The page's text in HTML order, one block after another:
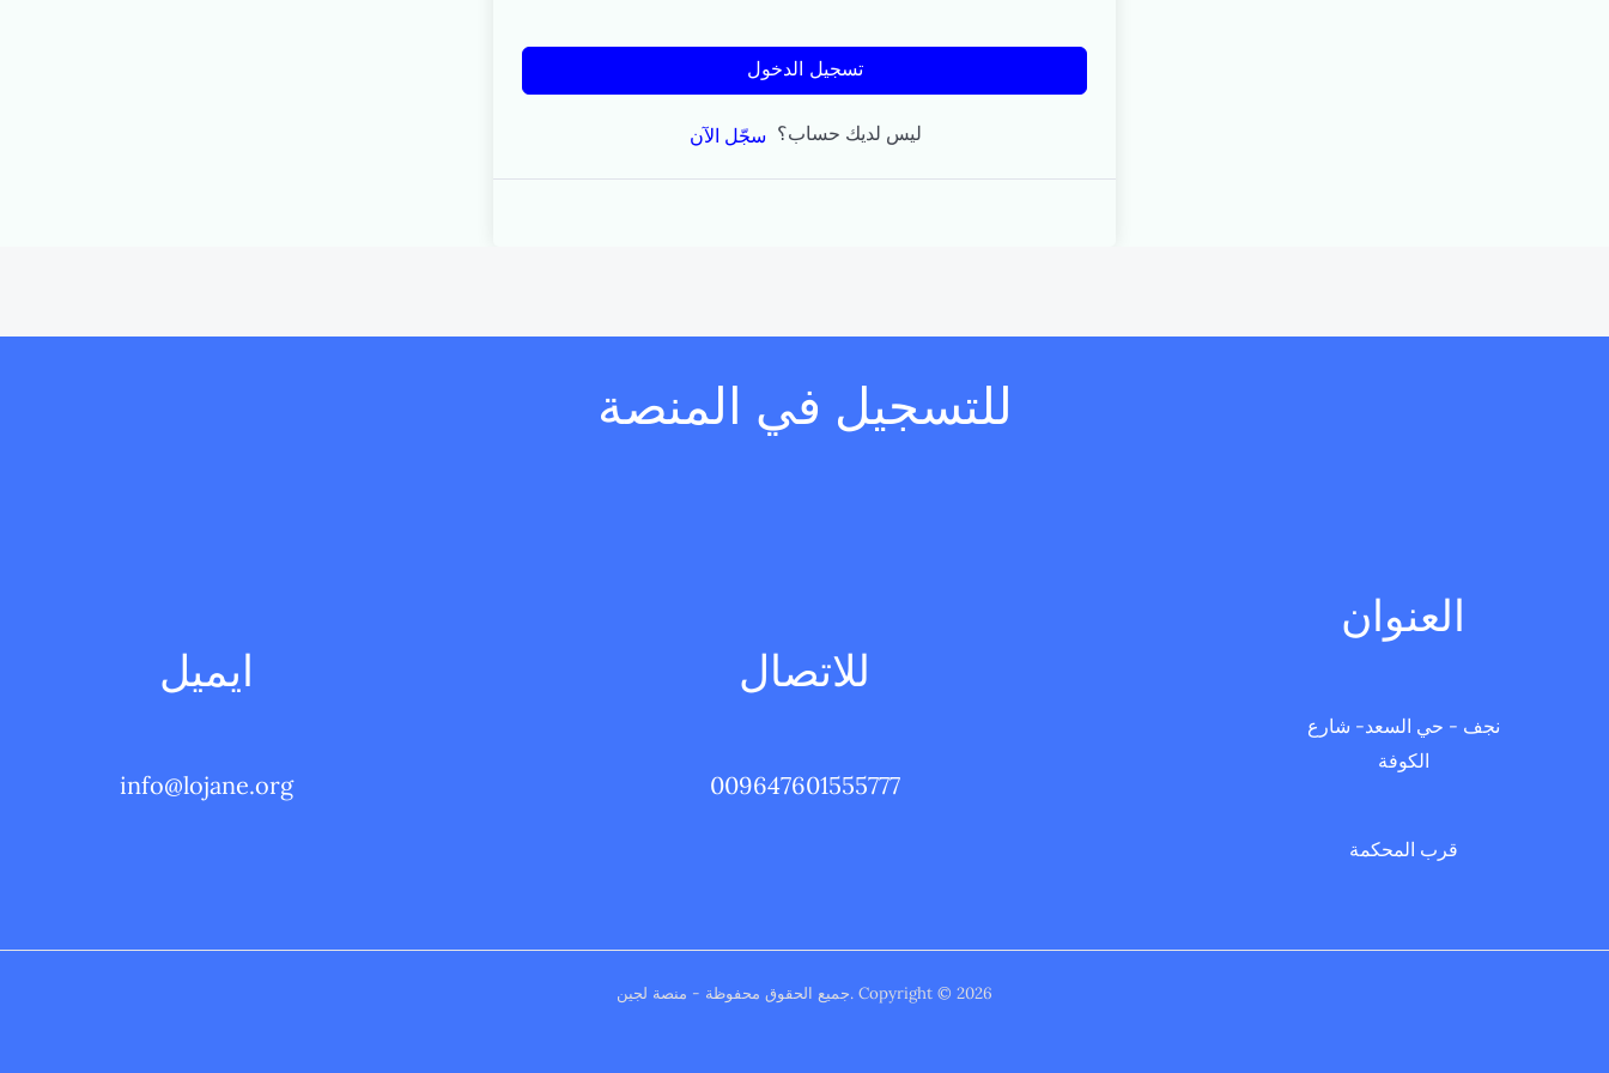
تسجيل الدخول
ليس لديك حساب؟ سجّل الآن
للتسجيل في المنصة
العنوان
نجف - حي السعد- شارع
الكوفة
قرب المحكمة
للاتصال
009647601555777
ايميل
info@lojane.org
Copyright © 2026 .جميع الحقوق محفوظة - منصة لجين